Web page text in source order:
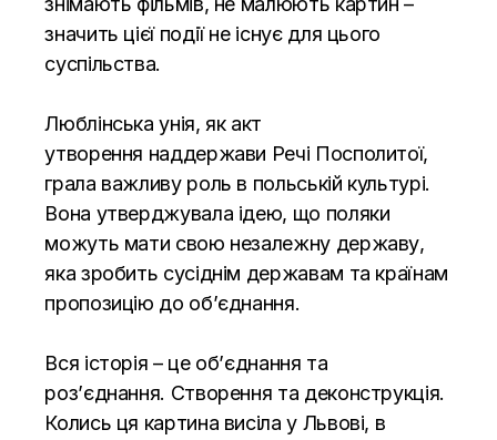
значить цієї події не існує для цього
суспільства.
Люблінська унія, як акт
утворення наддержави Речі Посполитої,
грала важливу роль в польській культурі.
Вона утверджувала ідею, що поляки
можуть мати свою незалежну державу,
яка зробить сусіднім державам та країнам
пропозицію до об’єднання.
Вся історія – це об’єднання та
роз’єднання. Створення та деконструкція.
Колись ця картина висіла у Львові, в